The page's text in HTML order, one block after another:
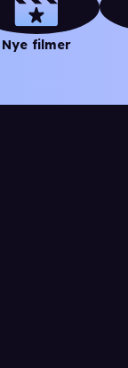
Nye filmer